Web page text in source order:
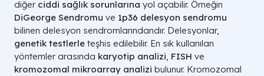
diğer ciddi sağlık sorunlarına yol açabilir. Örneğin
DiGeorge Sendromu ve 1p36 delesyon sendromu
bilinen delesyon sendromlarındandır. Delesyonlar,
genetik testlerle teşhis edilebilir. En sık kullanılan
yöntemler arasında karyotip analizi, FISH ve
kromozomal mikroarray analizi bulunur. Kromozomal